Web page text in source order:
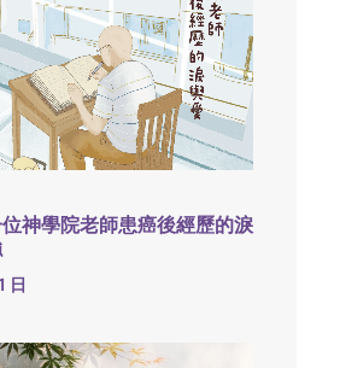
神學院老師患癌後經歷的淚
日